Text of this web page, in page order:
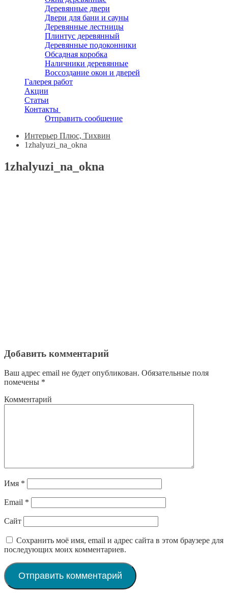
Деревянные двери
Двери для бани и сауны
Деревянные лестницы
Плинтус деревянный
Деревянные подоконники
Обсадная коробка
Наличники деревянные
Воссоздание окон и дверей
Галерея работ
Акции
Статьи
Контакты
Отправить сообщение
Интерьер Плюс, Тихвин
1zhalyuzi_na_okna
1zhalyuzi_na_okna
Добавить комментарий
Ваш адрес email не будет опубликован. Обязательные поля
помечены *
Комментарий
Имя *
Email *
Сайт
Сохранить моё имя, email и адрес сайта в этом браузере для
последующих моих комментариев.